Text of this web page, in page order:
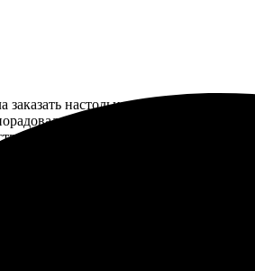
настольные календари. Всё
качество печати и
индивидуальное. Осталась